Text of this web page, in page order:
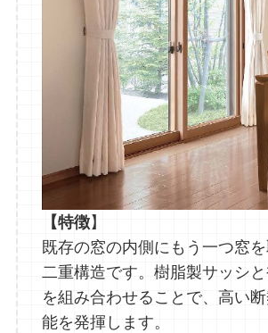
【特徴】
既存の窓の内側にもう一つ窓
二重構造です。樹脂製サッシ
を組み合わせることで、高い
能を発揮します。